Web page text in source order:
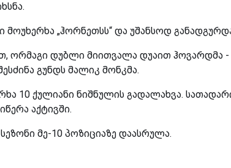
„ჰორნეთსს“ და უშანსოდ
ორმაგი დუბლი მიითვალა დუაით ჰოვარდმა -
გუნდს მალიკ მონკმა.
10 ქულიანი ნიშნულის გადალახვა.
აქტივში.
მე-10 პოზიციაზე დაასრულა.